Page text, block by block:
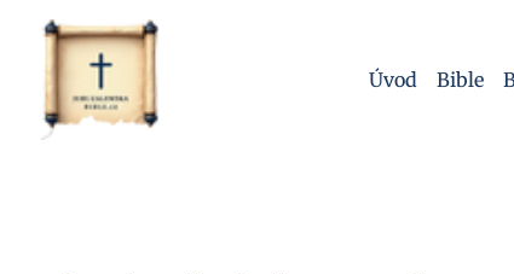
Úvod Bible